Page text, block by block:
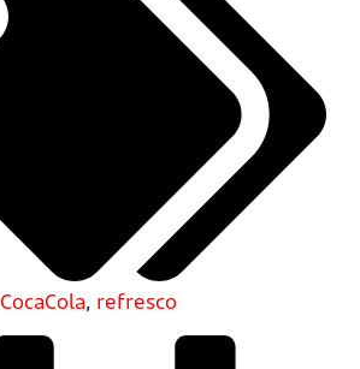
CocaCola, refresco